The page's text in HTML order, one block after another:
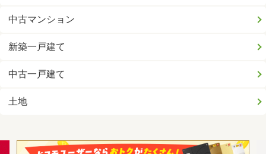
中古マンション
新築一戸建て
中古一戸建て
土地